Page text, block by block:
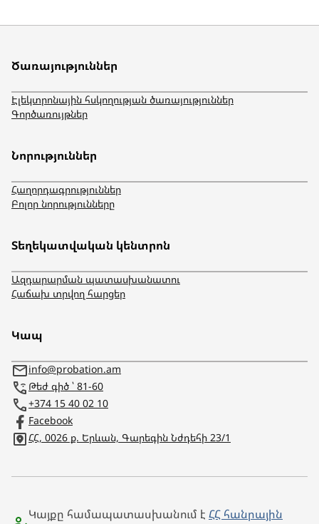
Ծառայություններ
Էլեկտրոնային հսկողության ծառայություններ
Գործառույթներ
Նորություններ
Հաղորդագրություններ
Բոլոր նորությունները
Տեղեկատվական կենտրոն
Ազդարարման պատասխանատու
Հաճախ տրվող հարցեր
Կապ
info@probation.am
Թեժ գիծ ՝ 81-60
+374 15 40 02 10
Facebook
ՀՀ, 0026 ք. Երևան, Գարեգին Նժդեհի 23/1
Կայքը համապատասխանում է ՀՀ հանրային